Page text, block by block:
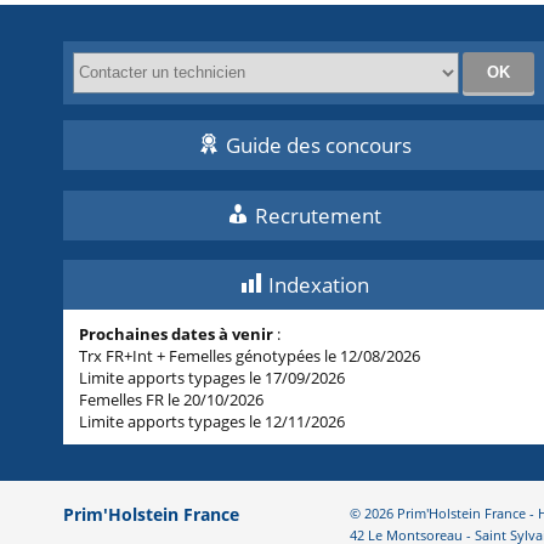
Guide des concours
Recrutement
Indexation
Prochaines dates à venir :
Trx FR+Int + Femelles génotypées le 12/08/2026
Limite apports typages le 17/09/2026
Femelles FR le 20/10/2026
Limite apports typages le 12/11/2026
Prim'Holstein France
© 2026 Prim'Holstein France -
42 Le Montsoreau - Saint